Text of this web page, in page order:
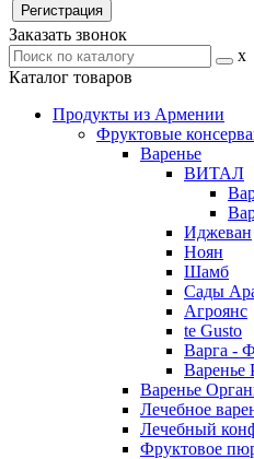
Заказать звонок
x
Каталог товаров
Продукты из Армении
Фруктовые
Варенье
ВИТАЛ
Иджеван
Ноян
Шамб
Сады
Агроянс
te Gusto
Варга -
Варенье
Варенье
Лечебное
Лечебный
Фруктовое